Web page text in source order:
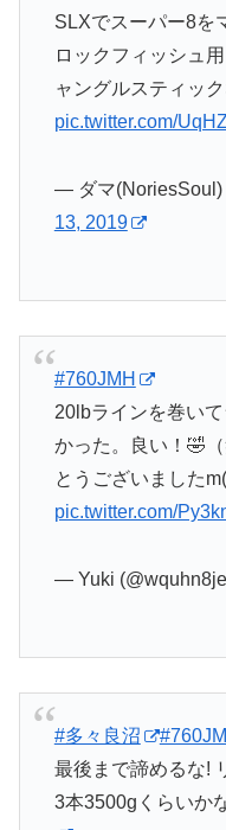
SLXでスーパー8を
ロックフィッシュ
ャングルスティッ
pic.twitter.com/
— ダマ(NoriesSoul)
13, 2019
#760JMH
20lbラインを巻い
かった。良い！🤣
とうございました
pic.twitter.com/
— Yuki
#多々良沼
最後まで諦めるな!
3本3500gくらいか